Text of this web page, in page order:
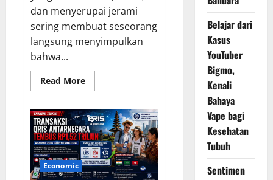
dan menyerupai jerami
sering membuat seseorang
langsung menyimpulkan
bahwa...
Read MoreRead
more
Kering
dan
Kusut
seperti
Jerami,
Kenali
Penyebab
serta
Economic
Belajar dari
Kasus
YouTuber
Bigmo,
Kenali
Bahaya
Vape bagi
Kesehatan
Tubuh
Sentimen